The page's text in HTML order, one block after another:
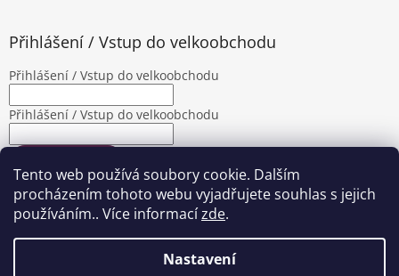
Tento web používá soubory cookie. Dalším
procházením tohoto webu vyjadřujete souhlas s jejich
používáním.. Více informacízde.
Nastavení
Přihlášení / Vstup do velkoobchodu
Přihlášení / Vstup do velkoobchodu
Přihlášení / Vstup do velkoobchodu
Nová registrace Zapomenuté heslo
Vytvořil Shoptet|Upravila Shopea.cz